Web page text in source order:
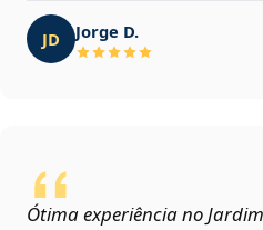
JD Jorge D.
Ótima experiência no